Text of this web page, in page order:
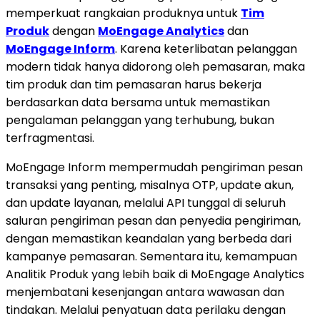
memperkuat rangkaian produknya untuk Tim
Produkdengan MoEngage Analyticsdan
MoEngage Inform. Karena keterlibatan pelanggan
modern tidak hanya didorong oleh pemasaran, maka
tim produk dan tim pemasaran harus bekerja
berdasarkan data bersama untuk memastikan
pengalaman pelanggan yang terhubung, bukan
terfragmentasi.
MoEngage Inform mempermudah pengiriman pesan
transaksi yang penting, misalnya OTP, update akun,
dan update layanan, melalui API tunggal di seluruh
saluran pengiriman pesan dan penyedia pengiriman,
dengan memastikan keandalan yang berbeda dari
kampanye pemasaran. Sementara itu, kemampuan
Analitik Produk yang lebih baik di MoEngage Analytics
menjembatani kesenjangan antara wawasan dan
tindakan. Melalui penyatuan data perilaku dengan